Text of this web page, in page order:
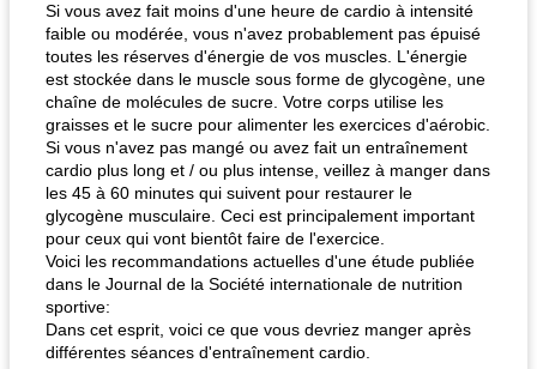
Si vous avez fait moins d'une heure de cardio à intensité
faible ou modérée, vous n'avez probablement pas épuisé
toutes les réserves d'énergie de vos muscles. L'énergie
est stockée dans le muscle sous forme de glycogène, une
chaîne de molécules de sucre. Votre corps utilise les
graisses et le sucre pour alimenter les exercices d'aérobic.
Si vous n'avez pas mangé ou avez fait un entraînement
cardio plus long et / ou plus intense, veillez à manger dans
les 45 à 60 minutes qui suivent pour restaurer le
glycogène musculaire. Ceci est principalement important
pour ceux qui vont bientôt faire de l'exercice.
Voici les recommandations actuelles d'une étude publiée
dans le Journal de la Société internationale de nutrition
sportive:
Dans cet esprit, voici ce que vous devriez manger après
différentes séances d'entraînement cardio.